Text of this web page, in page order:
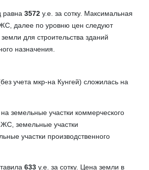
равна3572 у.е. за сотку. Максимальная
далее по уровню цен следуют
для строительства зданий
назначения.
учета мкр-на Кунгей) сложилась на
земельные участки коммерческого
земельные участки
участки производственного
633 у.е. за сотку. Цена земли в